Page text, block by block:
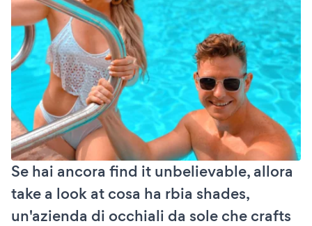
Se hai ancora find it unbelievable, allora
take a look at cosa ha rbia shades,
un'azienda di occhiali da sole che crafts